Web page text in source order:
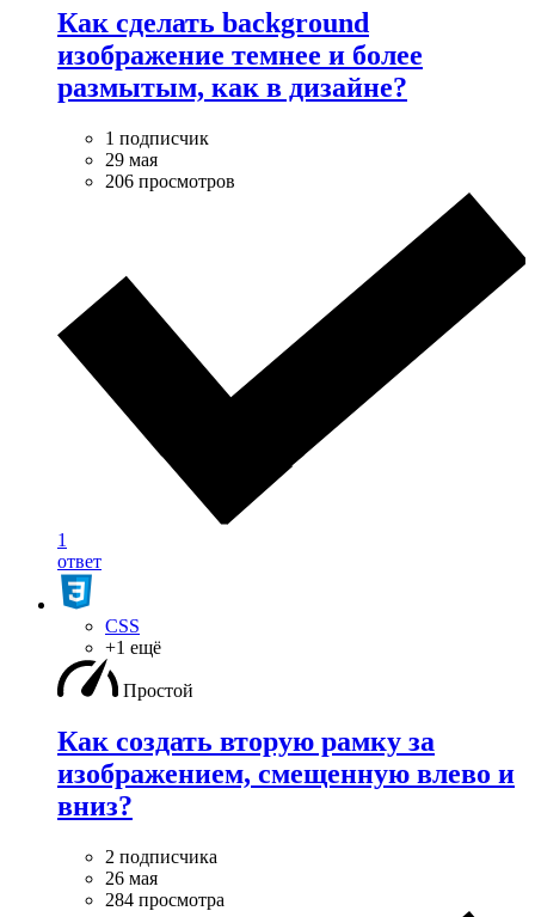
Как сделать background
изображение темнее и более
размытым, как в дизайне?
1 подписчик
29 мая
206 просмотров
1
ответ
CSS
+1 ещё
Простой
Как создать вторую рамку за
изображением, смещенную влево и
вниз?
2 подписчика
26 мая
284 просмотра